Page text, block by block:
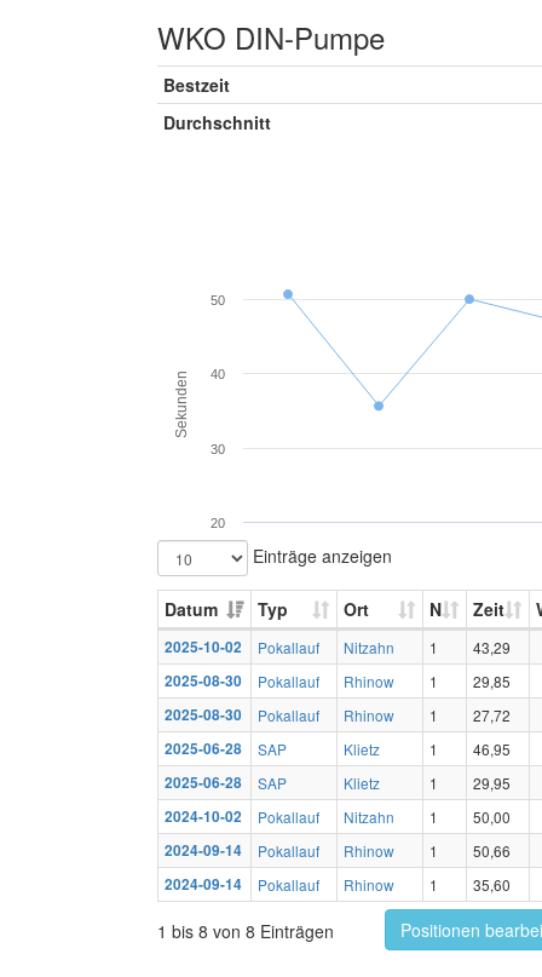
WKO DIN-Pumpe
Bestzeit
Durchschnitt
Sekunden
20
30
40
50
Einträge anzeigen
Datum Typ Ort N Zeit
2025-10-02 Pokallauf Nitzahn 1
43,29
2025-08-30
Pokallauf Rhinow 1
29,85
2025-08-30
Pokallauf Rhinow 1
27,72
2025-06-28
SAP Klietz 1
46,95
2025-06-28
SAP Klietz 1
29,95
2024-10-02
Pokallauf Nitzahn 1
50,00
2024-09-14
Pokallauf Rhinow 1
50,66
2024-09-14
Pokallauf Rhinow 1 35,60
1 bis 8 von 8 Einträgen Positionen